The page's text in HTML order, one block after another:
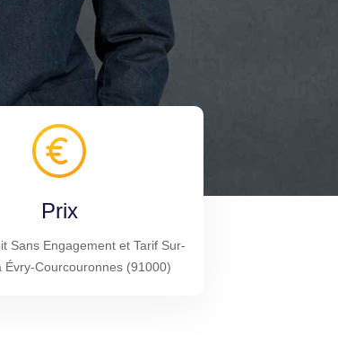
Prix
Sans Engagement et Tarif Sur-
Évry-Courcouronnes (91000)